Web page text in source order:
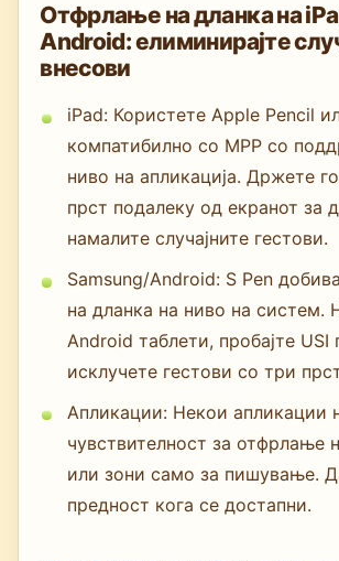
Отфрлање на дланка на
Android: елиминирајте
внесови
iPad: Користете Apple Pencil
компатибилно со MPP со
ниво на апликација. Држете
прст подалеку од екранот за
намалите случајните гестови.
Samsung/Android: S Pen
на дланка на ниво на систем.
Android таблети, пробајте USI
исклучете гестови со три
Апликации: Некои апликации
чувствителност за отфрлање
или зони само за пишување.
предност кога се достапни.